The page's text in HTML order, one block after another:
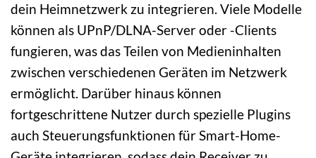
dein Heimnetzwerk zu integrieren. Viele Modelle
können als UPnP/DLNA-Server oder -Clients
fungieren, was das Teilen von Medieninhalten
zwischen verschiedenen Geräten im Netzwerk
ermöglicht. Darüber hinaus können
fortgeschrittene Nutzer durch spezielle Plugins
auch Steuerungsfunktionen für Smart-Home-